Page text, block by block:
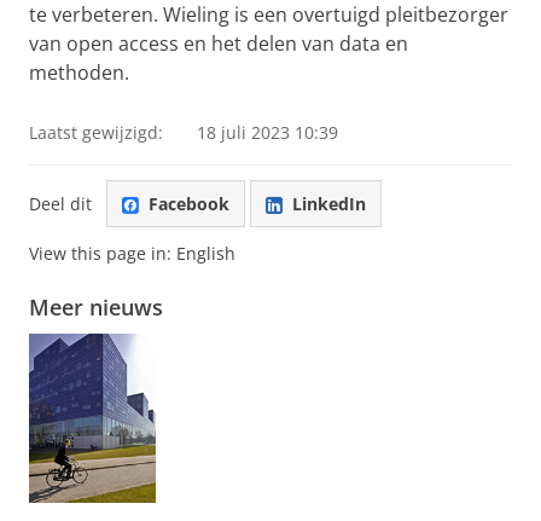
te verbeteren. Wieling is een overtuigd pleitbezorger
van open access en het delen van data en
methoden.
Laatst gewijzigd: 18 juli 2023 10:39
Deel dit Facebook LinkedIn
View this page in: English
Meer nieuws